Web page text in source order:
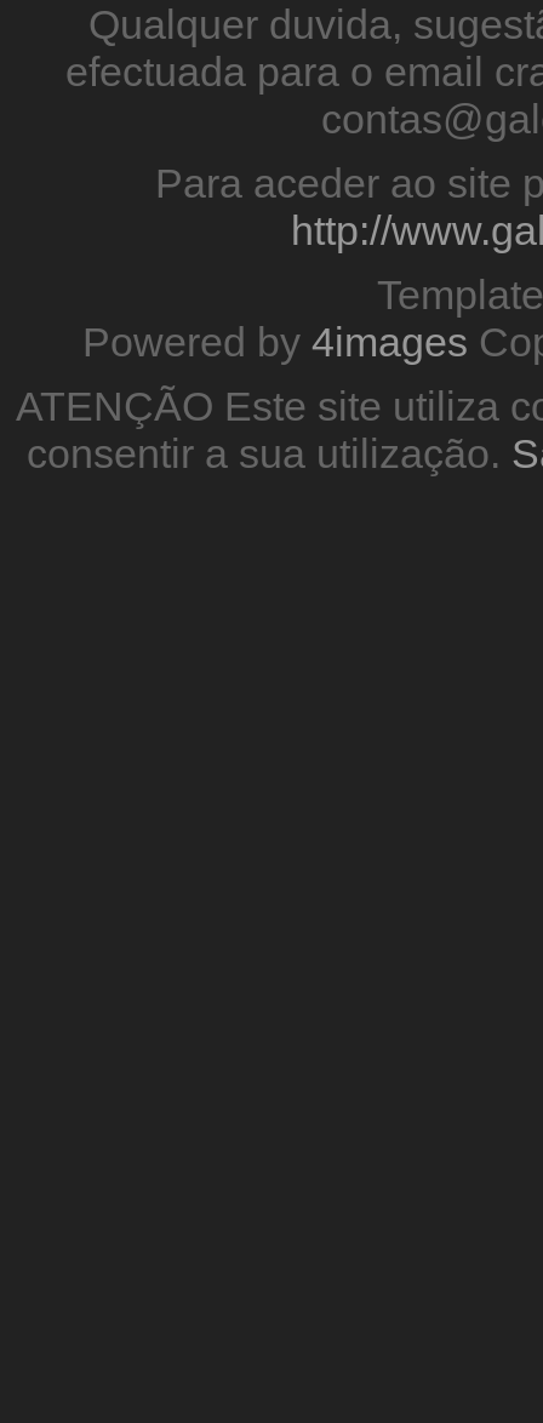
Qualquer duvida,
efectuada para o email
Para aceder ao site
http://
Powered by 4images
ATENÇÃO Este site utiliza
consentir a sua utilização.